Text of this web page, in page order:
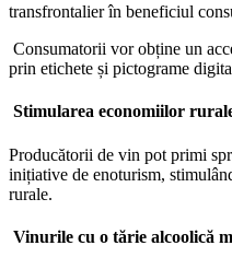
transfrontalier în beneficiul
Consumatorii vor obține un
prin etichete și pictograme
Stimularea economiilor
Producătorii de vin pot primi
inițiative de enoturism,
rurale.
Vinurile cu o tărie alcoolică